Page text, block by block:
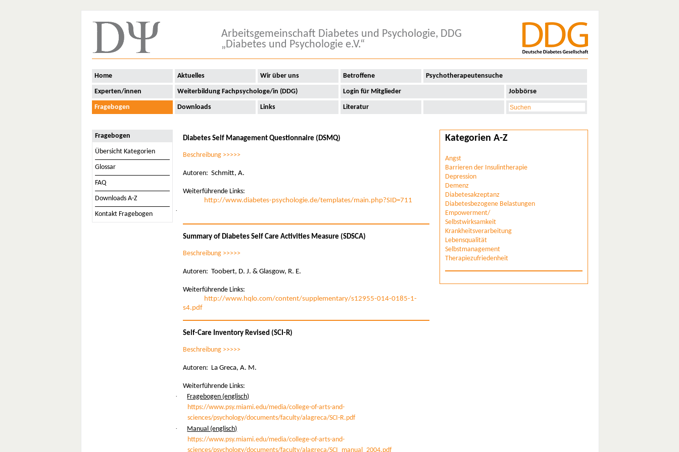
Arbeitsgemeinschaft Diabetes und Psychologie, DDG
„Diabetes und Psychologie e.V.“
Home Aktuelles Wir über uns Betroffene Psychotherapeutensuche
Experten/innen Weiterbildung Fachpsychologe/in (DDG) Login für Mitglieder Jobbörse
Fragebogen Downloads Links Literatur
Fragebogen
Übersicht Kategorien
Glossar
FAQ
Downloads A-Z
Kontakt Fragebogen
Kategorien A-Z
Angst
Barrieren der Insulintherapie
Depression
Demenz
Diabetesakzeptanz
Diabetesbezogene Belastungen
Empowerment/
Selbstwirksamkeit
Krankheitsverarbeitung
Lebensqualität
Selbstmanagement
Therapiezufriedenheit
Diabetes Self Management Questionnaire (DSMQ)
Beschreibung >>>>>
Autoren: Schmitt, A.
Weiterführende Links:
http://www.diabetes-psychologie.de/templates/main.php?SID=711
·
Summary of Diabetes Self Care Activities Measure (SDSCA)
Beschreibung >>>>>
Autoren: Toobert, D. J. & Glasgow, R. E.
Weiterführende Links:
http://www.hqlo.com/content/supplementary/s12955-014-0185-1-
s4.pdf
Self-Care Inventory Revised (SCI-R)
Beschreibung >>>>>
Autoren: La Greca, A. M.
Weiterführende Links:
·
Fragebogen (englisch)
https://www.psy.miami.edu/media/college-of-arts-and-
sciences/psychology/documents/faculty/alagreca/SCI-R.pdf
·
Manual (englisch)
https://www.psy.miami.edu/media/college-of-arts-and-
sciences/psychology/documents/faculty/alagreca/SCI_manual_2004.pdf